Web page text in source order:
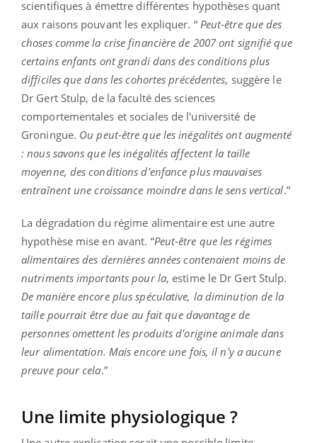
scientifiques à émettre différentes hypothèses quant
aux raisons pouvant les expliquer. “ Peut-être que des
choses comme la crise financière de 2007 ont signifié que
certains enfants ont grandi dans des conditions plus
difficiles que dans les cohortes précédentes, suggère le
Dr Gert Stulp, de la faculté des sciences
comportementales et sociales de l'université de
Groningue. Ou peut-être que les inégalités ont augmenté
: nous savons que les inégalités affectent la taille
moyenne, des conditions d'enfance plus mauvaises
entraînent une croissance moindre dans le sens vertical.”
La dégradation du régime alimentaire est une autre
hypothèse mise en avant. “Peut-être que les régimes
alimentaires des dernières années contenaient moins de
nutriments importants pour la, estime le Dr Gert Stulp.
De manière encore plus spéculative, la diminution de la
taille pourrait être due au fait que davantage de
personnes omettent les produits d'origine animale dans
leur alimentation. Mais encore une fois, il n'y a aucune
preuve pour cela.”
Une limite physiologique ?